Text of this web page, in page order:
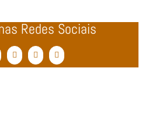
Redes Sociais
TwitterWhatsApp
Email
(necessário